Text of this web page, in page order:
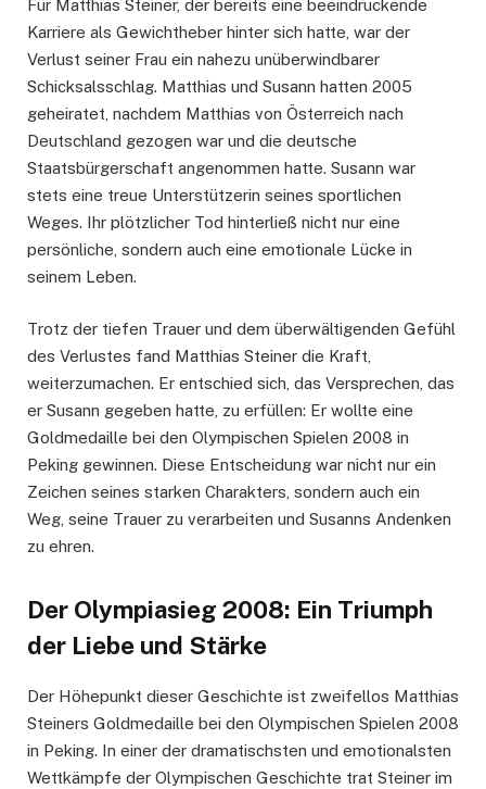
Für Matthias Steiner, der bereits eine beeindruckende
Karriere als Gewichtheber hinter sich hatte, war der
Verlust seiner Frau ein nahezu unüberwindbarer
Schicksalsschlag. Matthias und Susann hatten 2005
geheiratet, nachdem Matthias von Österreich nach
Deutschland gezogen war und die deutsche
Staatsbürgerschaft angenommen hatte. Susann war
stets eine treue Unterstützerin seines sportlichen
Weges. Ihr plötzlicher Tod hinterließ nicht nur eine
persönliche, sondern auch eine emotionale Lücke in
seinem Leben.
Trotz der tiefen Trauer und dem überwältigenden Gefühl
des Verlustes fand Matthias Steiner die Kraft,
weiterzumachen. Er entschied sich, das Versprechen, das
er Susann gegeben hatte, zu erfüllen: Er wollte eine
Goldmedaille bei den Olympischen Spielen 2008 in
Peking gewinnen. Diese Entscheidung war nicht nur ein
Zeichen seines starken Charakters, sondern auch ein
Weg, seine Trauer zu verarbeiten und Susanns Andenken
zu ehren.
Der Olympiasieg 2008: Ein Triumph
der Liebe und Stärke
Der Höhepunkt dieser Geschichte ist zweifellos Matthias
Steiners Goldmedaille bei den Olympischen Spielen 2008
in Peking. In einer der dramatischsten und emotionalsten
Wettkämpfe der Olympischen Geschichte trat Steiner im